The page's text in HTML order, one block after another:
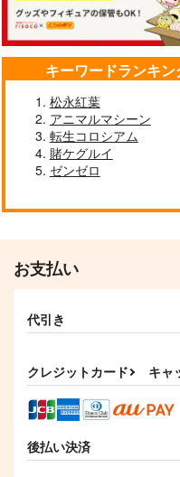
キーワードランキ
松永紅葉
アニマルマシーン
転生コロシアム
賭ケグルイ
ゼンゼロ
お支払い
代引き
クレジットカード キャ
後払い決済